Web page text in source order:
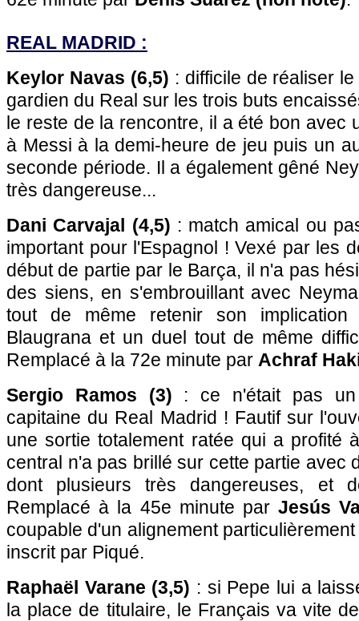
REAL MADRID :
Keylor Navas (6,5) : difficile de réaliser
gardien du Real sur les trois buts
le reste de la rencontre, il a été bon avec
à Messi à la demi-heure de jeu puis un
seconde période. Il a également gêné
très dangereuse...
Dani Carvajal (4,5) : match amical ou
important pour l'Espagnol ! Vexé par les
début de partie par le Barça, il n'a pas
des siens, en s'embrouillant avec
tout de même retenir son
Blaugrana et un duel tout de même
Remplacé à la 72e minute par Achraf
Sergio Ramos (3) : ce n'était pas
capitaine du Real Madrid ! Fautif sur
une sortie totalement ratée qui a profité
central n'a pas brillé sur cette partie avec
dont plusieurs très dangereuses, et
Remplacé à la 45e minute parJesús
coupable d'un alignement
inscrit par Piqué.
Raphaël Varane (3,5) : si Pepe lui a
la place de titulaire, le Français va vite